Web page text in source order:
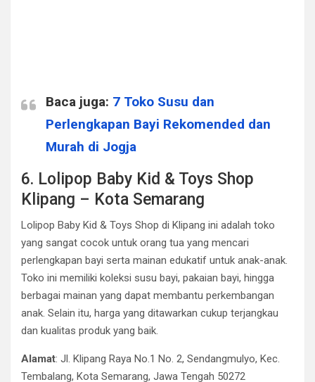
Baca juga: 7 Toko Susu dan
Perlengkapan Bayi Rekomended dan
Murah di Jogja
6. Lolipop Baby Kid & Toys Shop
Klipang – Kota Semarang
Lolipop Baby Kid & Toys Shop di Klipang ini adalah toko
yang sangat cocok untuk orang tua yang mencari
perlengkapan bayi serta mainan edukatif untuk anak-anak.
Toko ini memiliki koleksi susu bayi, pakaian bayi, hingga
berbagai mainan yang dapat membantu perkembangan
anak. Selain itu, harga yang ditawarkan cukup terjangkau
dan kualitas produk yang baik.
Alamat: Jl. Klipang Raya No.1 No. 2, Sendangmulyo, Kec.
Tembalang, Kota Semarang, Jawa Tengah 50272